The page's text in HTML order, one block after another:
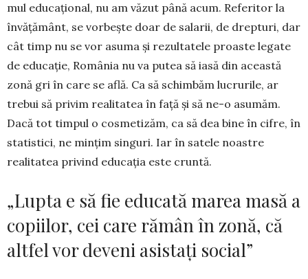
mul educațional, nu am văzut până acum. Referitor la
învățământ, se vorbește doar de salarii, de drepturi, dar
cât timp nu se vor asuma și rezultatele proas­te legate
de educație, România nu va putea să ia­să din această
zo­nă gri în care se află. Ca să schimbăm lucrurile, ar
trebui să privim realitatea în față și să ne-o asumăm.
Dacă tot timpul o cosmetizăm, ca să dea bine în cifre, în
statistici, ne mințim singuri. Iar în satele noastre
realitatea privind educația este ­cruntă.
„Lupta e să fie educată marea masă a
copiilor, cei care rămân în zonă, că
altfel vor deveni asistați social”